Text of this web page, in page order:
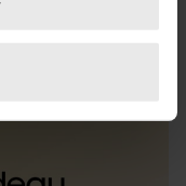
(fingerprinting)
advertenties te